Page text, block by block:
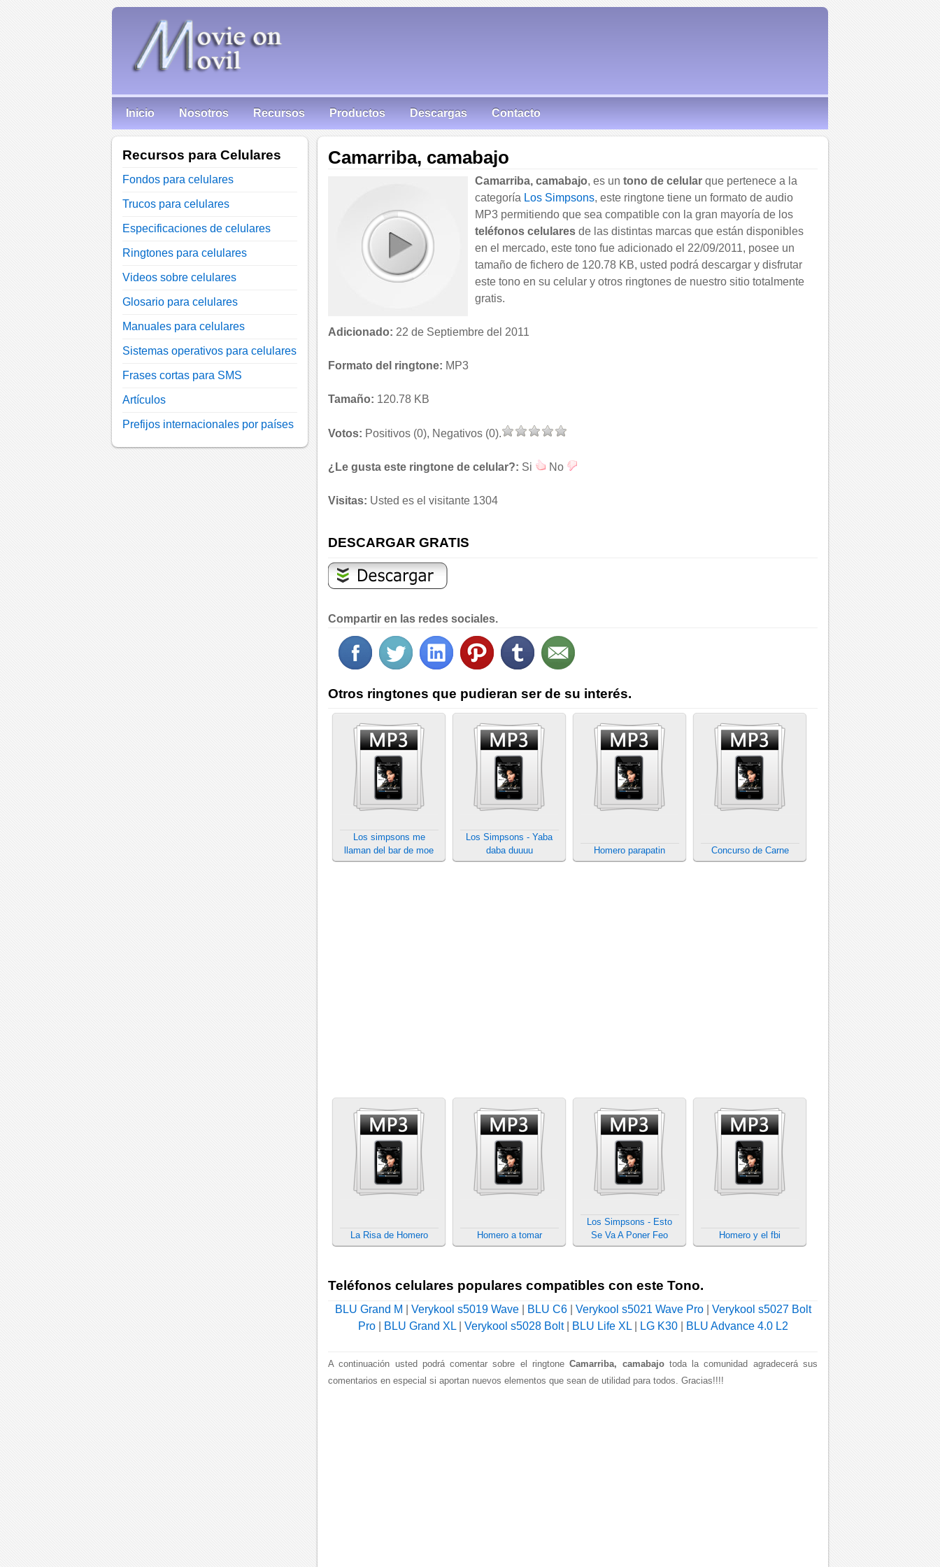
Inicio Nosotros Recursos Productos Descargas Contacto
Camarriba, camabajo
Camarriba, camabajo, es un tono de celular que pertenece a la
categoría Los Simpsons, este ringtone tiene un formato de audio
MP3 permitiendo que sea compatible con la gran mayoría de los
teléfonos celulares de las distintas marcas que están disponibles
en el mercado, este tono fue adicionado el 22/09/2011, posee un
tamaño de fichero de 120.78 KB, usted podrá descargar y disfrutar
este tono en su celular y otros ringtones de nuestro sitio totalmente
gratis.
Adicionado: 22 de Septiembre del 2011
Formato del ringtone: MP3
Tamaño: 120.78 KB
Votos: Positivos (0), Negativos (0).
¿Le gusta este ringtone de celular?: Si No
Visitas: Usted es el visitante 1304
DESCARGAR GRATIS
Compartir en las redes sociales.
Otros ringtones que pudieran ser de su interés.
Los simpsons me
llaman del bar de moe
Los Simpsons - Yaba
daba duuuu
Homero parapatin Concurso de Carne
La Risa de Homero Homero a tomar
Los Simpsons - Esto
Se Va A Poner Feo
Homero y el fbi
Teléfonos celulares populares compatibles con este Tono.
BLU Grand M Verykool s5019 Wave| BLU C6| Verykool s5021 Wave Pro| Verykool s5027 Bolt
Pro| BLU Grand XL| Verykool s5028 Bolt| BLU Life XL| LG K30| BLU Advance 4.0 L2
A continuación usted podrá comentar sobre el ringtoneCamarriba, camabajotoda la comunidad agradecerá sus
comentarios en especial si aportan nuevos elementos que sean de utilidad para todos. Gracias!!!!
Recursos para Celulares
Fondos para celulares
Trucos para celulares
Especificaciones de celulares
Ringtones para celulares
Videos sobre celulares
Glosario para celulares
Manuales para celulares
Sistemas operativos para celulares
Frases cortas para SMS
Artículos
Prefijos internacionales por países